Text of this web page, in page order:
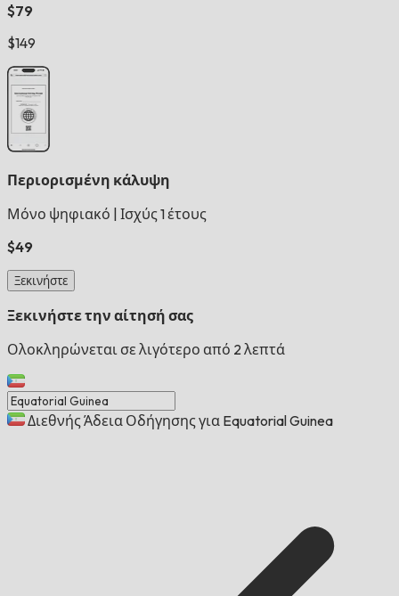
$79
$149
Περιορισμένη κάλυψη
Μόνο ψηφιακό Ισχύς 1 έτους
$49
Ξεκινήστε
Ξεκινήστε την αίτησή σας
Ολοκληρώνεται σε λιγότερο από 2 λεπτά
Διεθνής Άδεια Οδήγησης για Equatorial Guinea